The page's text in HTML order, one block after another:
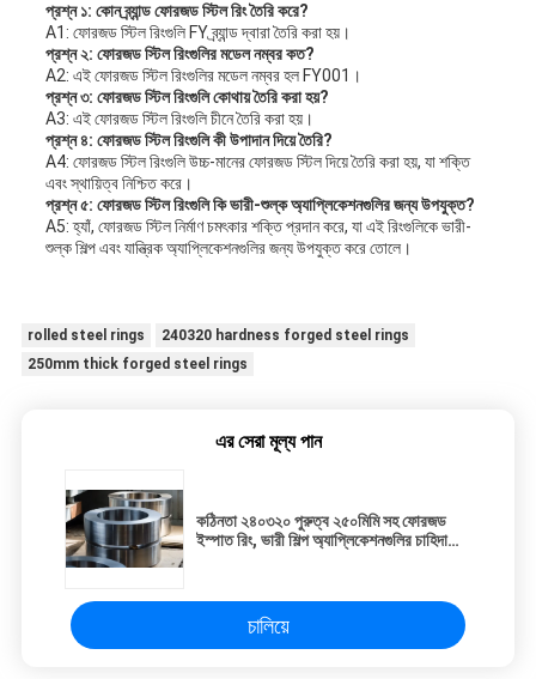
প্রশ্ন ১: কোন ব্র্যান্ড ফোরজড স্টিল রিং তৈরি করে?
A1: ফোরজড স্টিল রিংগুলি FY ব্র্যান্ড দ্বারা তৈরি করা হয়।
প্রশ্ন ২: ফোরজড স্টিল রিংগুলির মডেল নম্বর কত?
A2: এই ফোরজড স্টিল রিংগুলির মডেল নম্বর হল FY001।
প্রশ্ন ৩: ফোরজড স্টিল রিংগুলি কোথায় তৈরি করা হয়?
A3: এই ফোরজড স্টিল রিংগুলি চীনে তৈরি করা হয়।
প্রশ্ন ৪: ফোরজড স্টিল রিংগুলি কী উপাদান দিয়ে তৈরি?
A4: ফোরজড স্টিল রিংগুলি উচ্চ-মানের ফোরজড স্টিল দিয়ে তৈরি করা হয়, যা শক্তি
এবং স্থায়িত্ব নিশ্চিত করে।
প্রশ্ন ৫: ফোরজড স্টিল রিংগুলি কি ভারী-শুল্ক অ্যাপ্লিকেশনগুলির জন্য উপযুক্ত?
A5: হ্যাঁ, ফোরজড স্টিল নির্মাণ চমৎকার শক্তি প্রদান করে, যা এই রিংগুলিকে ভারী-
শুল্ক শিল্প এবং যান্ত্রিক অ্যাপ্লিকেশনগুলির জন্য উপযুক্ত করে তোলে।
rolled steel rings
240320 hardness forged steel rings
250mm thick forged steel rings
এর সেরা মূল্য পান
কঠিনতা ২৪০৩২০ পুরুত্ব ২৫০মিমি সহ ফোরজড
ইস্পাত রিং, ভারী শিল্প অ্যাপ্লিকেশনগুলির চাহিদা
চালিয়ে